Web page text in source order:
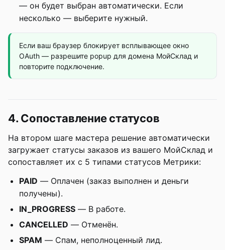
— он будет выбран автоматически. Если
несколько — выберите нужный.
Если ваш браузер блокирует всплывающее окно
OAuth — разрешите popup для домена МойСклад и
повторите подключение.
4. Сопоставление статусов
На втором шаге мастера решение автоматически
загружает статусы заказов из вашего МойСклад и
сопоставляет их с 5 типами статусов Метрики:
PAID — Оплачен (заказ выполнен и деньги
получены).
IN_PROGRESS — В работе.
CANCELLED — Отменён.
SPAM — Спам, неполноценный лид.